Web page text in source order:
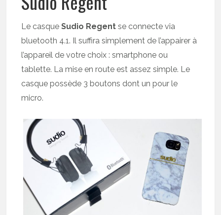
Le casqueSudio Regent se connecte via
bluetooth 4.1. Il suffira simplement de l’appairer à
l’appareil de votre choix : smartphone ou
tablette. La mise en route est assez simple. Le
casque possède 3 boutons dont un pour le
micro.